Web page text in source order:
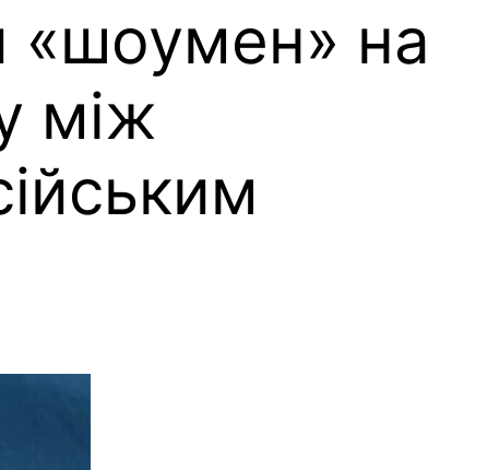
«шоумен» на
між